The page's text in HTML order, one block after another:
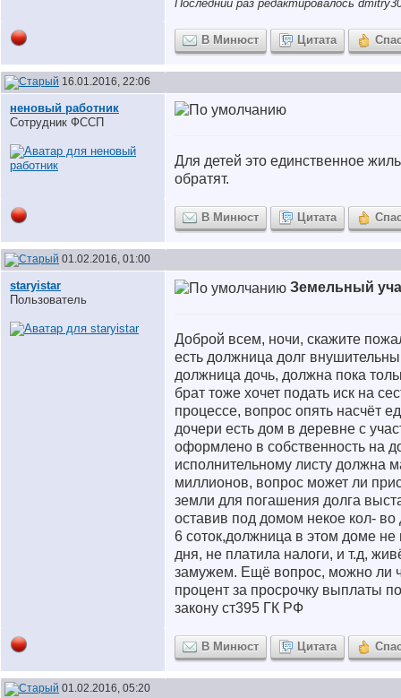
Последний раз редактировалось
В Минюст Цитата
16.01.2016, 22:06
неновый работник
Сотрудник ФССП
Для детей это единственное
обратят.
В Минюст Цитата
01.02.2016, 01:00
staryistar
Пользователь
Земельный
Доброй всем, ночи, скажите
есть должница долг
должница дочь, должна пока
брат тоже хочет подать иск на
процессе, вопрос опять насчёт
дочери есть дом в деревне с
оформлено в собственность на
исполнительному листу должна
миллионов, вопрос может ли
земли для погашения долга
оставив под домом некое кол-
6 соток,должница в этом доме
дня, не платила налоги, и т.д,
замужем. Ещё вопрос, можно ли
процент за просрочку выплаты
закону ст395 ГК РФ
В Минюст Цитата
01.02.2016, 05:20